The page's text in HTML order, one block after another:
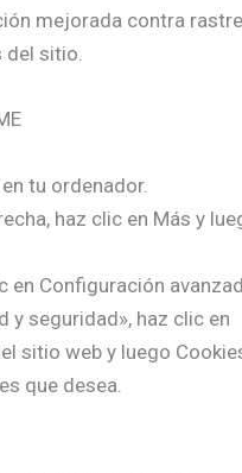
mejorada contra
sitio.
tu ordenador.
haz clic en Más y
en Configuración
y seguridad», haz clic en
sitio web y luego
que desea.